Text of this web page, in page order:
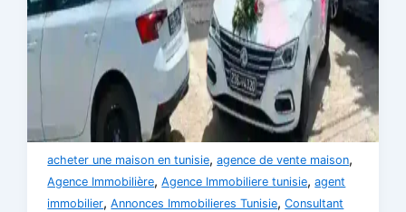
acheter une maison en tunisie,agence de vente maison,
Agence Immobilière,Agence Immobiliere tunisie,agent
immobilier,Annonces Immobilieres Tunisie,Consultant